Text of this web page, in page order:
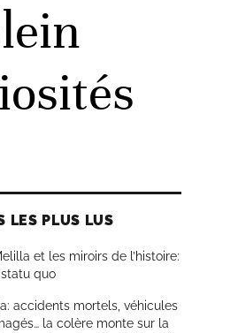
LES PLUS LUS
et les miroirs de l’histoire:
statu quo
accidents mortels, véhicules
la colère monte sur la